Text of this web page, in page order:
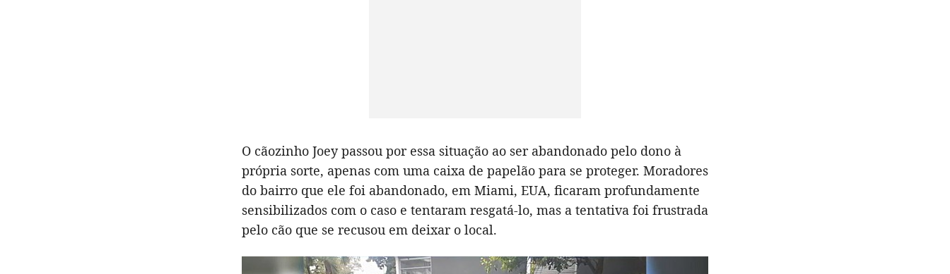
O cãozinho Joey passou por essa situação ao ser abandonado pelo dono à
própria sorte, apenas com uma caixa de papelão para se proteger. Moradores
do bairro que ele foi abandonado, em Miami, EUA, ficaram profundamente
sensibilizados com o caso e tentaram resgatá-lo, mas a tentativa foi frustrada
pelo cão que se recusou em deixar o local.